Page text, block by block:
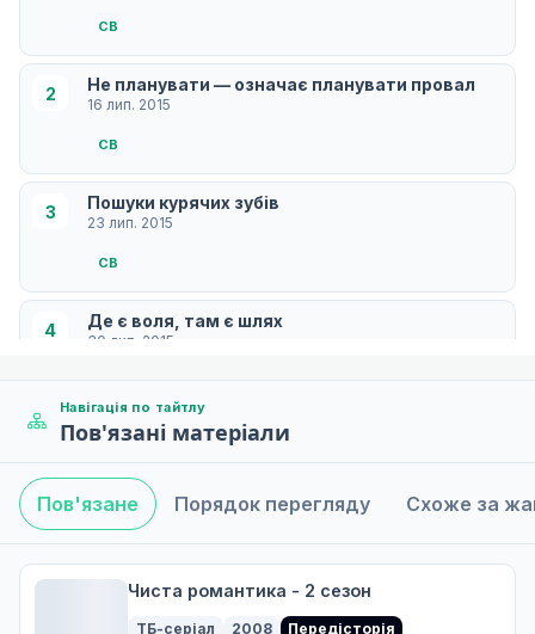
СB
2 Не планувати — означає планувати провал
16 лип. 2015
СB
3 Пошуки курячих зубів
23 лип. 2015
СB
4 Де є воля, там є шлях
30 лип. 2015
Навіть найдовша подорож починається з одного
СB
6
Навігація по тайтлу
Пов'язані матеріали
Пов'язане Порядок перегляду Схоже за
Чиста романтика - 2 сезон
ТБ-серіал 2008 Передісторія